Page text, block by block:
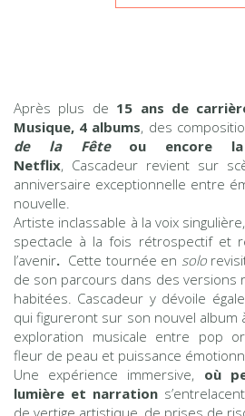
Après plus de 15 ans de
Musique, 4 albums, des
de la Fêteou encore
Netflix, Cascadeur revient sur
anniversaire exceptionnelle entre
nouvelle.
Artiste inclassable à la voix
spectacle à la fois rétrospectif et
l’avenir. Cette tournée en solo
de son parcours dans des versions
habitées. Cascadeur y dévoile
qui figureront sur son nouvel album
exploration musicale entre pop
fleur de peau et puissance
Une expérience immersive, où
lumière et narration
de vertige artistique, de prises de